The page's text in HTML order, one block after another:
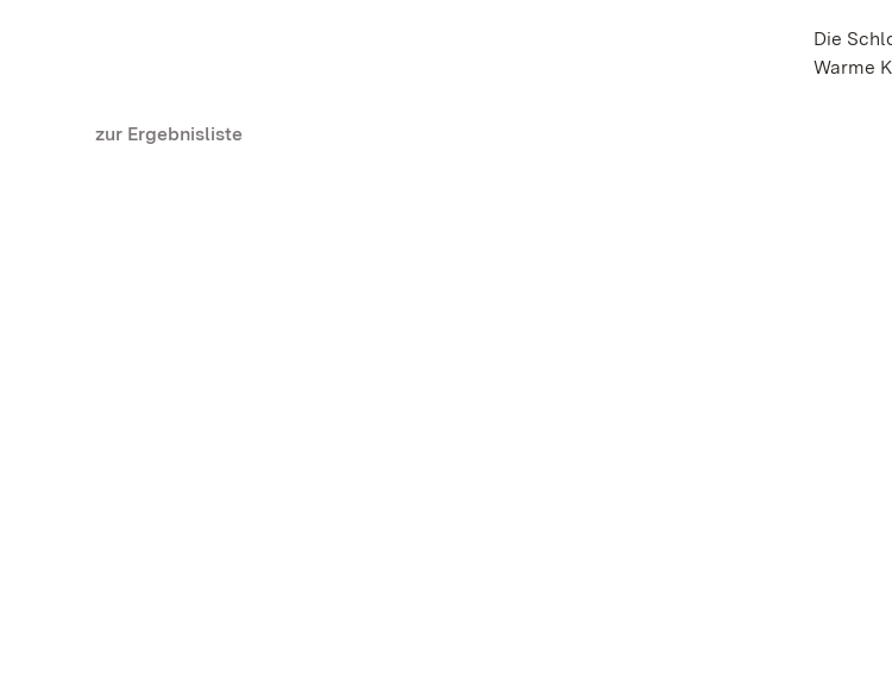
Die
Warme
zur Ergebnisliste